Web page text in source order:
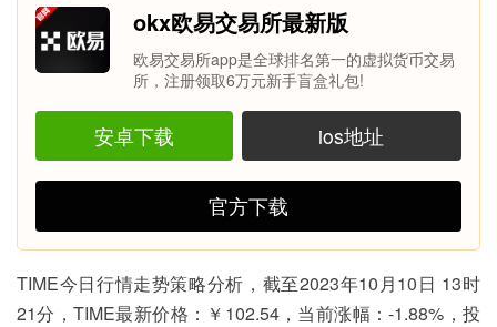
okx欧易交易所最新版
欧易交易所app是全球排名第一的虚拟货币交易
所，注册领取6万元新手盲盒礼包!
安卓下载 ios地址
官方下载
TIME今日行情走势策略分析，截至2023年10月10日 13时
21分，TIME最新价格：￥102.54，当前涨幅：-1.88%，投